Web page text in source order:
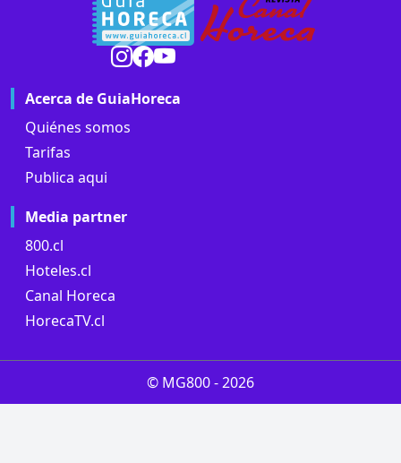
Acerca de GuiaHoreca
Quiénes somos
Tarifas
Publica aqui
Media partner
800.cl
Hoteles.cl
Canal Horeca
HorecaTV.cl
© MG800 -2026